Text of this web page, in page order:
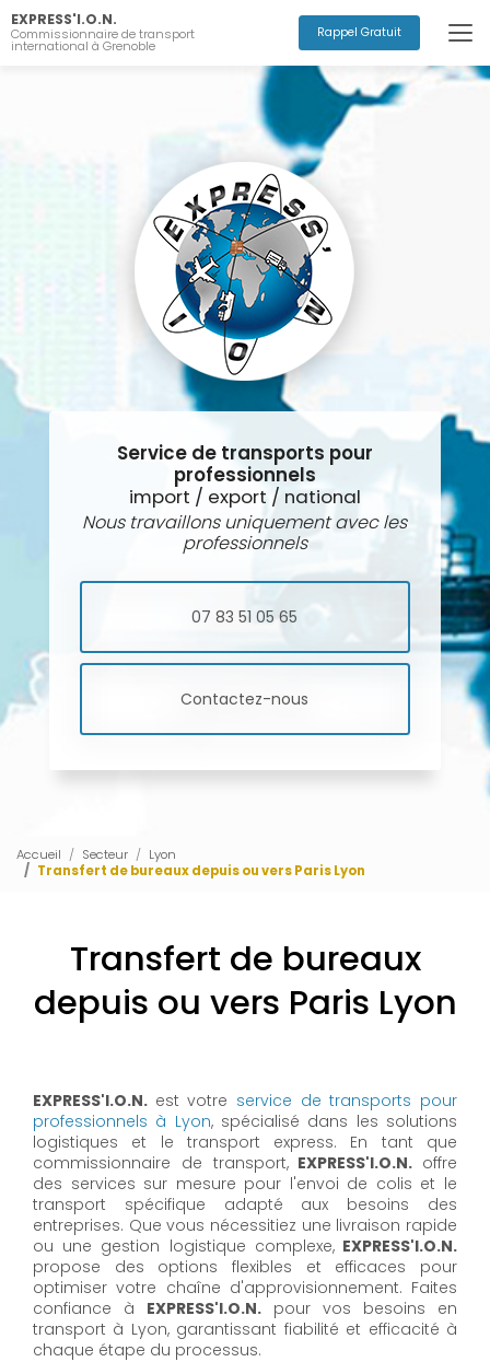
Aller
au
contenu
EXPRESS'I.O.N.
Commissionnaire de transport
international à Grenoble
Rappel Gratuit
Service de transports pour
professionnels
import / export / national
Nous travaillons uniquement avec les
professionnels
07 83 51 05 65
Contactez-nous
Accueil Secteur
Lyon
Transfert de bureaux depuis ou vers Paris Lyon
Transfert de bureaux
depuis ou vers Paris Lyon
EXPRESS'I.O.N. est votre service de transports pour
professionnels à Lyon, spécialisé dans les solutions
logistiques et le transport express. En tant que
commissionnaire de transport,EXPRESS'I.O.N. offre
des services sur mesure pour l'envoi de colis et le
transport spécifique adapté aux besoins des
entreprises. Que vous nécessitiez une livraison rapide
ou une gestion logistique complexe,EXPRESS'I.O.N.
propose des options flexibles et efficaces pour
optimiser votre chaîne d'approvisionnement. Faites
confiance à EXPRESS'I.O.N. pour vos besoins en
transport à Lyon, garantissant fiabilité et efficacité à
chaque étape du processus.